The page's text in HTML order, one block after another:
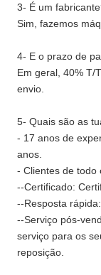
3- É um
Sim, fazemos
4- E o prazo de
Em geral, 40% T/
envio.
5- Quais são as
- 17 anos de
anos.
- Clientes de todo
--Certificado:
--Resposta
--Serviço pós-
serviço para os
reposição.